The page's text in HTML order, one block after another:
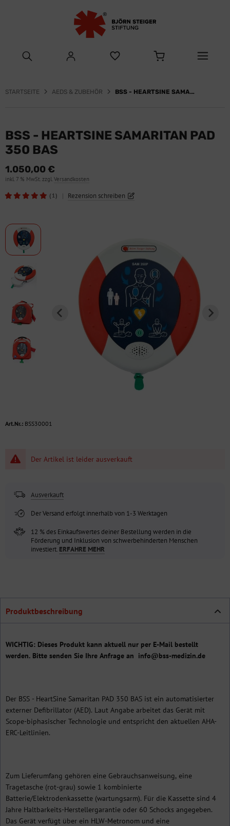
STARTSEITE AEDS & ZUBEHÖR BSS - HEARTSINE SAMARITAN PAD 350 BAS
BSS - HEARTSINE SAMARITAN PAD
350 BAS
1.050,00 €
inkl. 7 % MwSt. zzgl.Versandkosten
(1) | Rezension schreiben
Art.Nr.: BSS30001
Der Artikel ist leider ausverkauft
Ausverkauft
Der Versand erfolgt innerhalb von 1-3 Werktagen
12 % des Einkaufswertes deiner Bestellung werden in die
Förderung und Inklusion von schwerbehinderten Menschen
investiert. ERFAHRE MEHR
Produktbeschreibung
WICHTIG: Dieses Produkt kann aktuell nur per E-Mail bestellt
werden. Bitte senden Sie Ihre Anfrage an info@bss-medizin.de
Der BSS - HeartSine Samaritan PAD 350 BAS ist ein automatisierter
externer Defibrillator (AED). Laut Angabe arbeitet das Gerät mit
Scope-biphasischer Technologie und entspricht den aktuellen AHA-
ERC-Leitlinien.
Zum Lieferumfang gehören eine Gebrauchsanweisung, eine
Tragetasche (rot-grau) sowie 1 kombinierte
Batterie/Elektrodenkassette (wartungsarm). Für die Kassette sind 4
Jahre Haltbarkeits-Herstellergarantie oder 60 Schocks angegeben.
Das Gerät verfügt über ein HLW-Metronom und eine